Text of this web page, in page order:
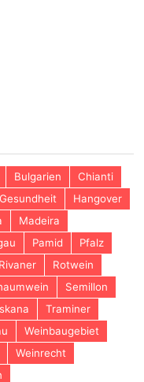
Bulgarien
Chianti
Gesundheit
Hangover
Madeira
Pamid
Pfalz
Rivaner
Rotwein
Semillon
Traminer
Weinbaugebiet
Weinrecht